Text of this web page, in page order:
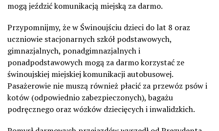
mogą jeździć komunikacją miejską za darmo.
Przypomnijmy, że w Świnoujściu dzieci do lat 8 oraz
uczniowie stacjonarnych szkół podstawowych,
gimnazjalnych, ponadgimnazjalnych i
ponadpodstawowych mogą za darmo korzystać ze
świnoujskiej miejskiej komunikacji autobusowej.
Pasażerowie nie muszą również płacić za przewóz psów i
kotów (odpowiednio zabezpieczonych), bagażu
podręcznego oraz wózków dziecięcych i inwalidzkich.